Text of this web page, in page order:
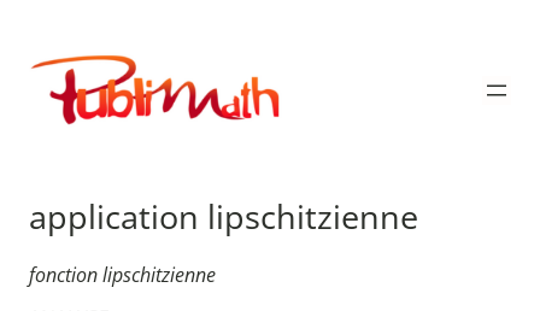
contenu
Publimath
application lipschitzienne
fonction lipschitzienne